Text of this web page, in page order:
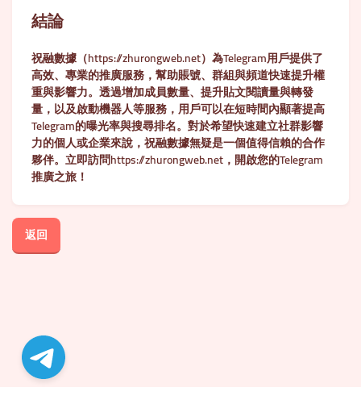
結論
祝融數據（https://zhurongweb.net）為Telegram用戶提供了
高效、專業的推廣服務，幫助賬號、群組與頻道快速提升權
重與影響力。透過增加成員數量、提升貼文閱讀量與轉發
量，以及啟動機器人等服務，用戶可以在短時間內顯著提高
Telegram的曝光率與搜尋排名。對於希望快速建立社群影響
力的個人或企業來說，祝融數據無疑是一個值得信賴的合作
夥伴。立即訪問https://zhurongweb.net，開啟您的Telegram
推廣之旅！
返回